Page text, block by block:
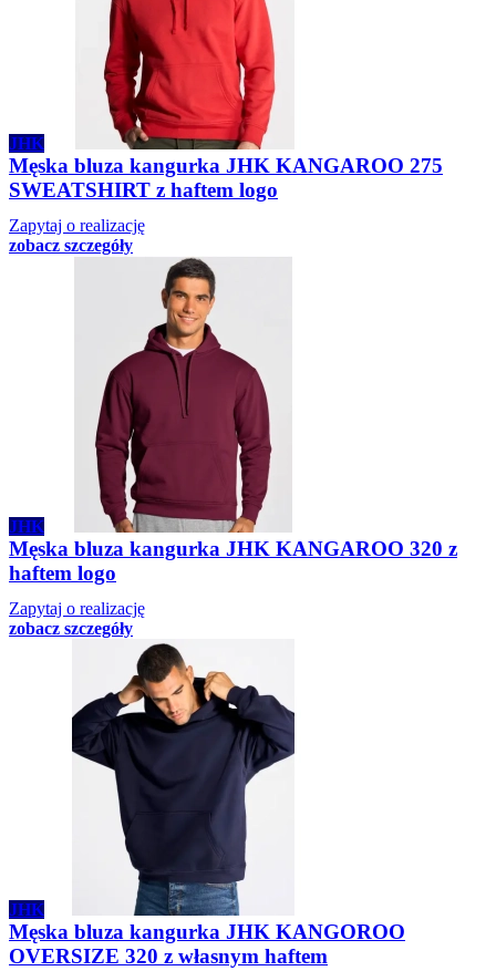
JHK
Męska bluza kangurka JHK KANGAROO 275
SWEATSHIRT z haftem logo
Zapytaj o realizację
zobacz szczegóły
JHK
Męska bluza kangurka JHK KANGAROO 320 z
haftem logo
Zapytaj o realizację
zobacz szczegóły
JHK
Męska bluza kangurka JHK KANGOROO
OVERSIZE 320 z własnym haftem